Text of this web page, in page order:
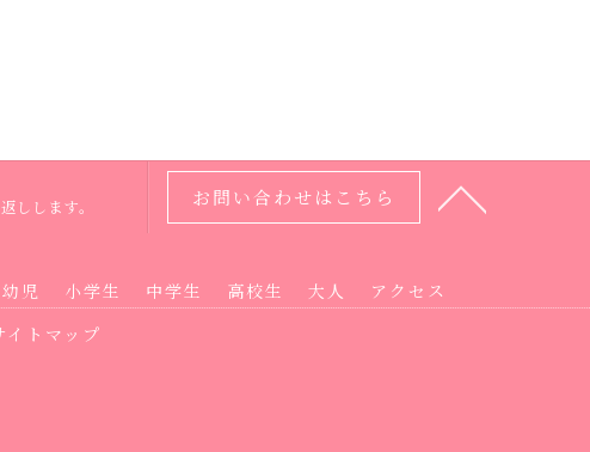
しします。
お問い合わせはこちら
幼児 小学生 中学生 高校生 大人
アクセス
イトマップ